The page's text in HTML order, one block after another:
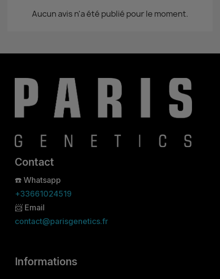
Aucun avis n'a été publié pour le moment.
Contact
☎️ Whatsapp
+33661024519
📨 Email
contact@parisgenetics.fr
Informations